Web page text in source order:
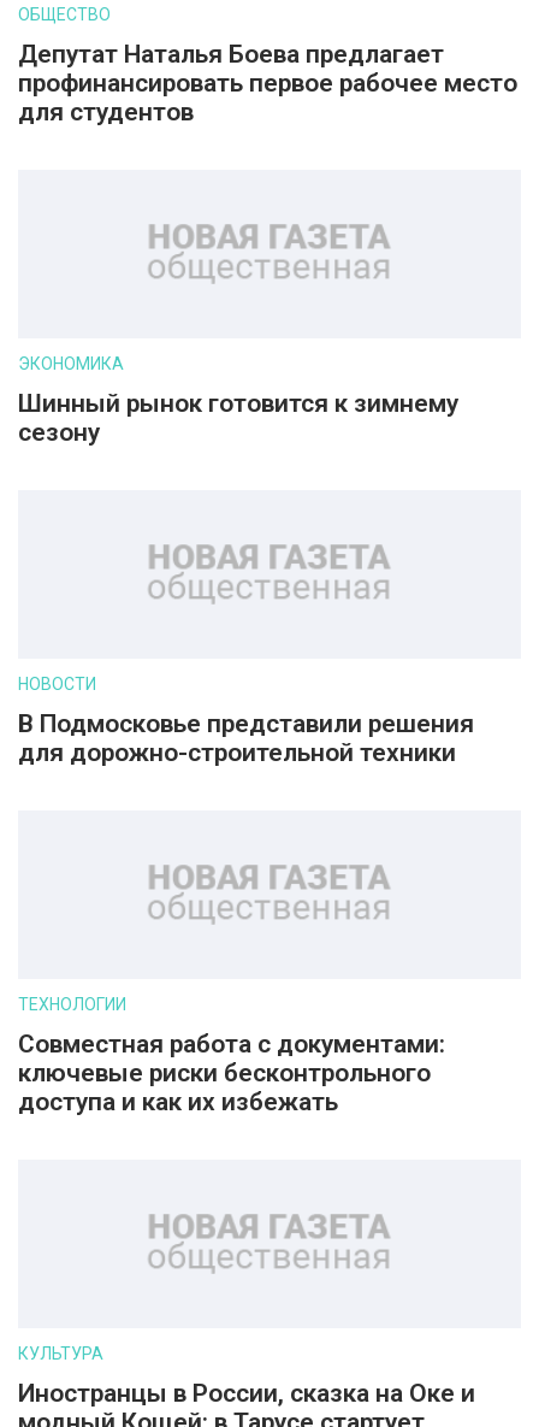
ОБЩЕСТВО
Депутат Наталья Боева предлагает
профинансировать первое рабочее место
для студентов
ЭКОНОМИКА
Шинный рынок готовится к зимнему
сезону
НОВОСТИ
В Подмосковье представили решения
для дорожно-строительной техники
ТЕХНОЛОГИИ
Совместная работа с документами:
ключевые риски бесконтрольного
доступа и как их избежать
КУЛЬТУРА
Иностранцы в России, сказка на Оке и